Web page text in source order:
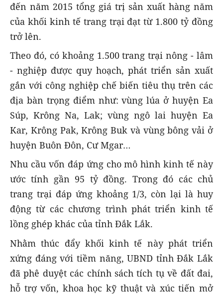
đến năm 2015 tổng giá trị sản xuất hàng năm
của khối kinh tế trang trại đạt từ 1.800 tỷ đồng
trở lên.
Theo đó, có khoảng 1.500 trang trại nông - lâm
- nghiệp được quy hoạch, phát triển sản xuất
gắn với công nghiệp chế biến tiêu thụ trên các
địa bàn trọng điểm như: vùng lúa ở huyện Ea
Súp, Krông Na, Lak; vùng ngô lai huyện Ea
Kar, Krông Pak, Krông Buk và vùng bông vải ở
huyện Buôn Đôn, Cư Mgar…
Nhu cầu vốn đáp ứng cho mô hình kinh tế này
ước tính gần 95 tỷ đồng. Trong đó các chủ
trang trại đáp ứng khoảng 1/3, còn lại là huy
động từ các chương trình phát triển kinh tế
lồng ghép khác của tỉnh Đắk Lắk.
Nhằm thúc đẩy khối kinh tế này phát triển
xứng đáng với tiềm năng, UBND tỉnh Đắk Lắk
đã phê duyệt các chính sách tích tụ về đất đai,
hỗ trợ vốn, khoa học kỹ thuật và xúc tiến mở